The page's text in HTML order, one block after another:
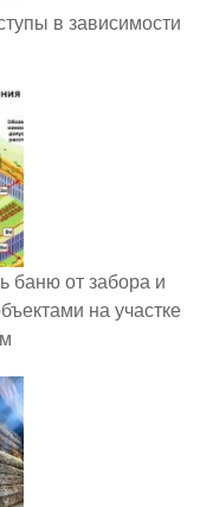
в зависимости
баню от забора и
на участке